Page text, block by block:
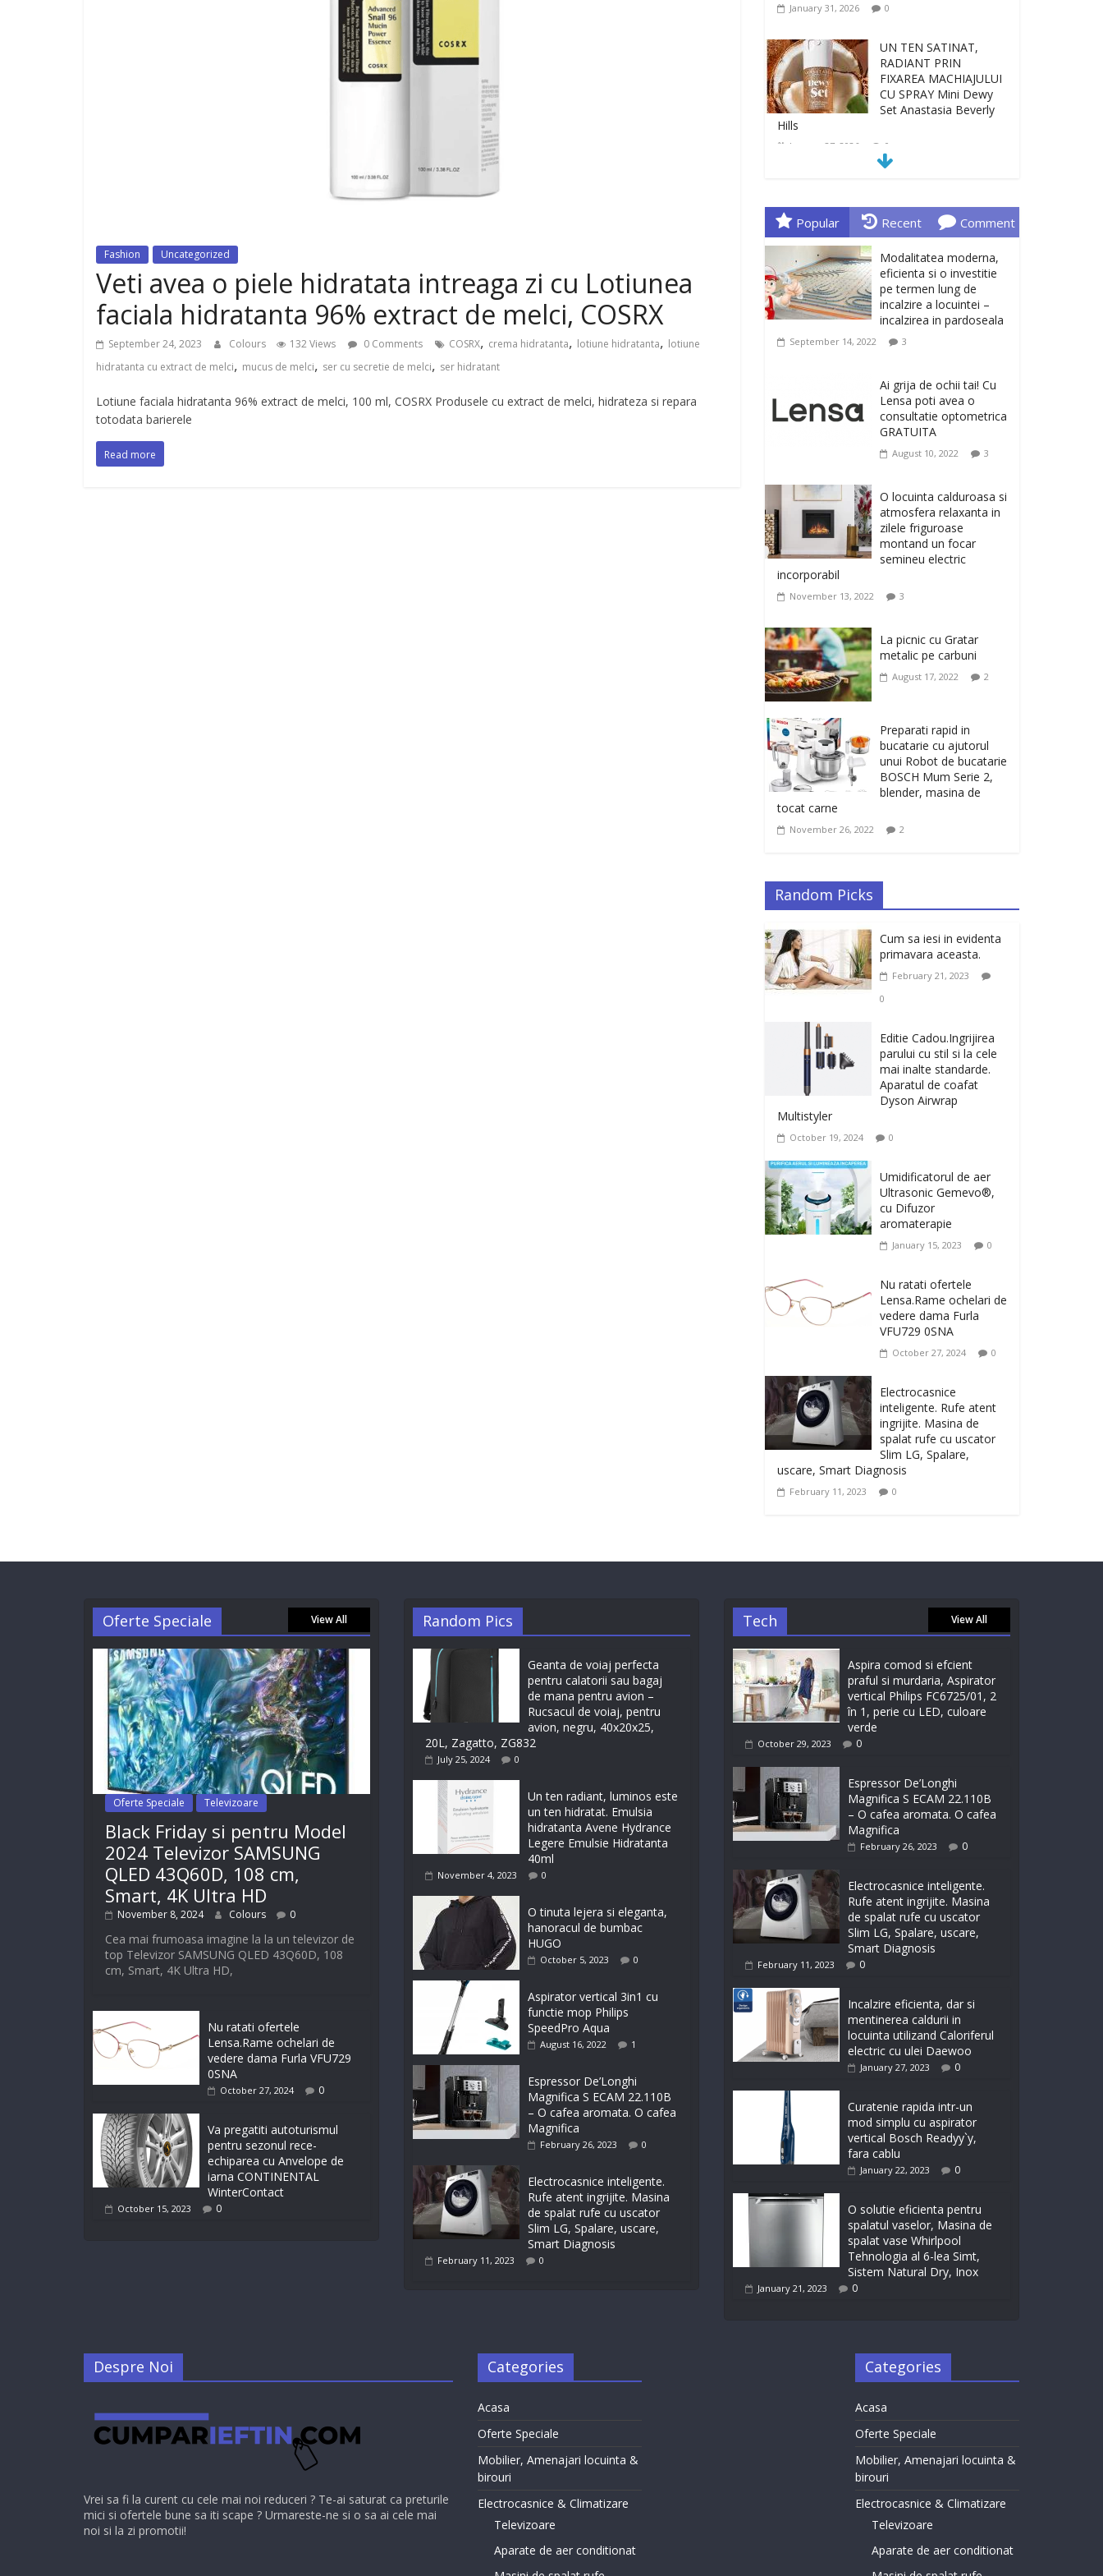
dispozitiv pentru tonifiere muschi
Fashion Uncategorized
Veti avea o piele hidratata intreaga zi cu Lotiunea
faciala hidratanta 96% extract de melci, COSRX
September 24, 2023 Colours 132 Views 0 Comments COSRX, crema hidratanta, lotiune hidratanta, lotiune
hidratanta cu extract de melci, mucus de melci, ser cu secretie de melci, ser hidratant
Lotiune faciala hidratanta 96% extract de melci, 100 ml, COSRX Produsele cu extract de melci, hidrateza si repara
totodata barierele
Read more
January 31, 2026 0
UN TEN SATINAT,
RADIANT PRIN
FIXAREA MACHIAJULUI
CU SPRAY Mini Dewy
Set Anastasia Beverly
Hills
January 27, 2026 0
DE CURATARE CeraVe
CU CERAMIDE SI
January 23, 2026 0
Sa gasesti cadoul
potrivit este de multe
ori o provocare. Idei
la Giftspot.ro, magazinul de cadouri
originale. O alegere buna, Oglinda de baie
cu mărire și iluminare LED
0
musculatura pentru un
corp sanatos si
armonios dezvoltat, cu
Flexor Fitness-dispozitiv
pentru tonifiere muschi
February 10, 2026
Ivatherm pentru o piele
neteda si elastica.
February 6, 2026
Popular Recent Comment
Modalitatea moderna,
eficienta si o investitie
pe termen lung de
incalzire a locuintei –
incalzirea in pardoseala
September 14, 2022 3
Ai grija de ochii tai! Cu
Lensa poti avea o
consultatie optometrica
GRATUITA
August 10, 2022 3
O locuinta calduroasa si
atmosfera relaxanta in
zilele friguroase
montand un focar
semineu electric
incorporabil
November 13, 2022 3
La picnic cu Gratar
metalic pe carbuni
August 17, 2022 2
Preparati rapid in
bucatarie cu ajutorul
unui Robot de bucatarie
BOSCH Mum Serie 2,
blender, masina de
tocat carne
November 26, 2022 2
Random Picks
Cum sa iesi in evidenta
primavara aceasta.
February 21, 2023
0
Editie Cadou.Ingrijirea
parului cu stil si la cele
mai inalte standarde.
Aparatul de coafat
Dyson Airwrap
Multistyler
October 19, 2024 0
Umidificatorul de aer
Ultrasonic Gemevo®,
cu Difuzor
aromaterapie
January 15, 2023 0
Nu ratati ofertele
Lensa.Rame ochelari de
vedere dama Furla
VFU729 0SNA
October 27, 2024 0
Electrocasnice
inteligente. Rufe atent
ingrijite. Masina de
spalat rufe cu uscator
Slim LG, Spalare,
uscare, Smart Diagnosis
February 11, 2023 0
Oferte Speciale View All
Oferte Speciale Televizoare
Black Friday si pentru Model
2024 Televizor SAMSUNG
QLED 43Q60D, 108 cm,
Smart, 4K Ultra HD
November 8, 2024 Colours 0
Cea mai frumoasa imagine la la un televizor de
top Televizor SAMSUNG QLED 43Q60D, 108
cm, Smart, 4K Ultra HD,
Nu ratati ofertele
Lensa.Rame ochelari de
vedere dama Furla VFU729
0SNA
October 27, 2024 0
Va pregatiti autoturismul
pentru sezonul rece-
echiparea cu Anvelope de
iarna CONTINENTAL
WinterContact
October 15, 2023 0
Random Pics
Geanta de voiaj perfecta
pentru calatorii sau bagaj
de mana pentru avion –
Rucsacul de voiaj, pentru
avion, negru, 40x20x25,
20L, Zagatto, ZG832
July 25, 2024 0
Un ten radiant, luminos este
un ten hidratat. Emulsia
hidratanta Avene Hydrance
Legere Emulsie Hidratanta
40ml
November 4, 2023 0
O tinuta lejera si eleganta,
hanoracul de bumbac
HUGO
October 5, 2023 0
Aspirator vertical 3in1 cu
functie mop Philips
SpeedPro Aqua
August 16, 2022 1
Espressor De’Longhi
Magnifica S ECAM 22.110B
– O cafea aromata. O cafea
Magnifica
February 26, 2023 0
Electrocasnice inteligente.
Rufe atent ingrijite. Masina
de spalat rufe cu uscator
Slim LG, Spalare, uscare,
Smart Diagnosis
February 11, 2023 0
Tech View All
Aspira comod si efcient
praful si murdaria, Aspirator
vertical Philips FC6725/01, 2
în 1, perie cu LED, culoare
verde
October 29, 2023 0
Espressor De’Longhi
Magnifica S ECAM 22.110B
– O cafea aromata. O cafea
Magnifica
February 26, 2023 0
Electrocasnice inteligente.
Rufe atent ingrijite. Masina
de spalat rufe cu uscator
Slim LG, Spalare, uscare,
Smart Diagnosis
February 11, 2023 0
Incalzire eficienta, dar si
mentinerea caldurii in
locuinta utilizand Caloriferul
electric cu ulei Daewoo
January 27, 2023 0
Curatenie rapida intr-un
mod simplu cu aspirator
vertical Bosch Readyy`y,
fara cablu
January 22, 2023 0
O solutie eficienta pentru
spalatul vaselor, Masina de
spalat vase Whirlpool
Tehnologia al 6-lea Simt,
Sistem Natural Dry, Inox
January 21, 2023 0
Despre Noi
Vrei sa fi la curent cu cele mai noi reduceri ? Te-ai saturat ca preturile
mici si ofertele bune sa iti scape ? Urmareste-ne si o sa ai cele mai
noi si la zi promotii!
Categories
Acasa
Oferte Speciale
Mobilier, Amenajari locuinta &
birouri
Electrocasnice & Climatizare
Televizoare
Aparate de aer conditionat
Categories
Acasa
Oferte Speciale
Mobilier, Amenajari locuinta &
birouri
Electrocasnice & Climatizare
Televizoare
Aparate de aer conditionat